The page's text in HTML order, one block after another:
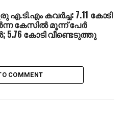
കവര്‍ച്ച: 7.11 കോടി
കേസില്‍ മൂന്ന് പേര്‍
5.76 കോടി വീണ്ടെടുത്തു
COMMENT